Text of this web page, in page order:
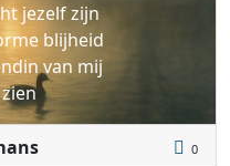
jezelf zijn
blijheid
van mij
0